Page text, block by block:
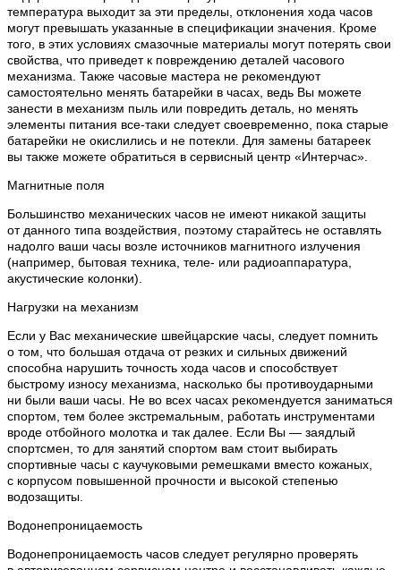
температура выходит за эти пределы, отклонения хода часов
могут превышать указанные в спецификации значения. Кроме
того, в этих условиях смазочные материалы могут потерять свои
свойства, что приведет к повреждению деталей часового
механизма. Также часовые мастера не рекомендуют
самостоятельно менять батарейки в часах, ведь Вы можете
занести в механизм пыль или повредить деталь, но менять
элементы питания все-таки следует своевременно, пока старые
батарейки не окислились и не потекли. Для замены батареек
вы также можете обратиться в сервисный центр «Интерчас».
Магнитные поля
Большинство механических часов не имеют никакой защиты
от данного типа воздействия, поэтому старайтесь не оставлять
надолго ваши часы возле источников магнитного излучения
(например, бытовая техника, теле- или радиоаппаратура,
акустические колонки).
Нагрузки на механизм
Если у Вас механические швейцарские часы, следует помнить
о том, что большая отдача от резких и сильных движений
способна нарушить точность хода часов и способствует
быстрому износу механизма, насколько бы противоударными
ни были ваши часы. Не во всех часах рекомендуется заниматься
спортом, тем более экстремальным, работать инструментами
вроде отбойного молотка и так далее. Если Вы — заядлый
спортсмен, то для занятий спортом вам стоит выбирать
спортивные часы с каучуковыми ремешками вместо кожаных,
с корпусом повышенной прочности и высокой степенью
водозащиты.
Водонепроницаемость
Водонепроницаемость часов следует регулярно проверять